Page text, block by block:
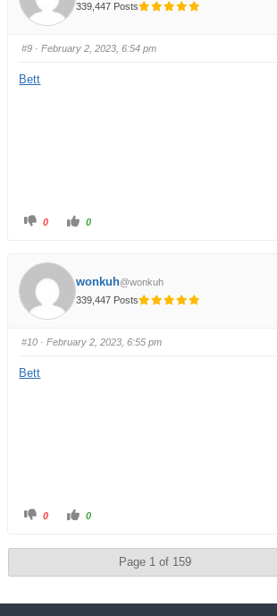
339,447 Posts
#9 · February 2, 2023, 6:54 pm
Bett
0 0
wonkuh@wonkuh
339,447 Posts
#10 · February 2, 2023, 6:55 pm
Bett
0 0
Page 1 of 159